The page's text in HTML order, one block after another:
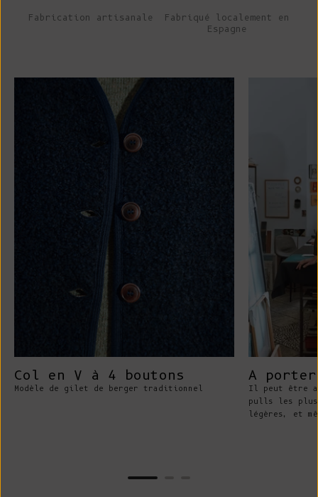
Fabrication artisanale
Fabriqué localement en
Espagne
Col en V à 4 boutons
Modèle de gilet de berger traditionnel
A
Il peut être
pulls les plus
légères, et